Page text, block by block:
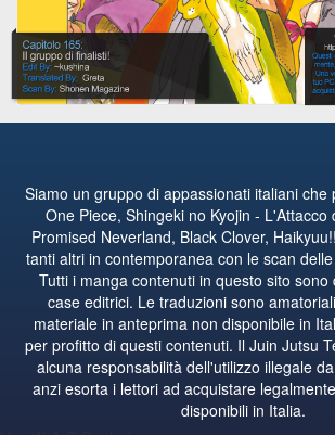
Siamo un gruppo di appassionati italiani che
One Piece, Shingeki no Kyojin - L'Attacco
Promised Neverland, Black Clover,
tanti altri in contemporanea con le scan
Tutti i manga contenuti in questo sito sono
case editrici. Le traduzioni sono
materiale in anteprima non disponibile in
per profitto di questi contenuti. Il Juin Jutsu
alcuna responsabilità dell'utilizzo illegale
anzi esorta i lettori ad acquistare
disponibili in Italia.